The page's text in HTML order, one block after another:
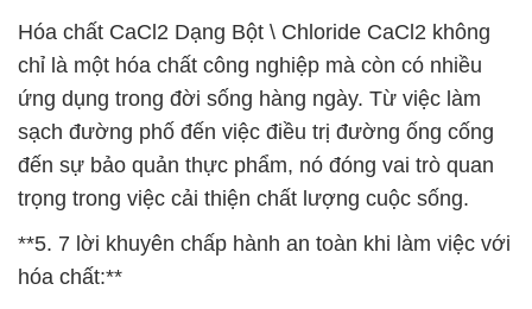
Hóa chất CaCl2 Dạng Bột \ Chloride CaCl2 không
chỉ là một hóa chất công nghiệp mà còn có nhiều
ứng dụng trong đời sống hàng ngày. Từ việc làm
sạch đường phố đến việc điều trị đường ống cống
đến sự bảo quản thực phẩm, nó đóng vai trò quan
trọng trong việc cải thiện chất lượng cuộc sống.
**5. 7 lời khuyên chấp hành an toàn khi làm việc với
hóa chất:**